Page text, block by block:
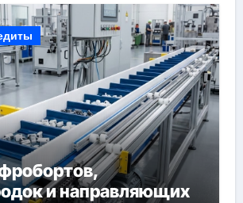
и направляющих